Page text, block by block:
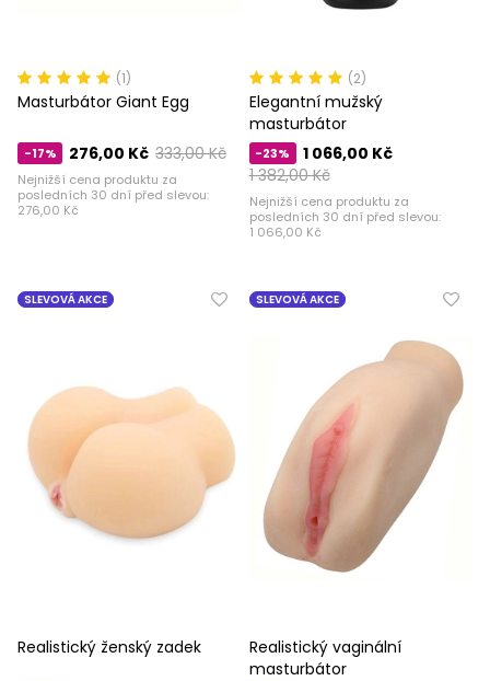
(1)
Masturbátor Giant Egg
-17% 333,00 Kč
276,00 Kč
Nejnižší cena produktu za
posledních 30 dní před slevou:
276,00 Kč
(2)
Elegantní mužský
masturbátor
-23%
1 382,00 Kč
1 066,00 Kč
Nejnižší cena produktu za
posledních 30 dní před slevou:
1 066,00 Kč
SLEVOVÁ AKCE
Realistický ženský zadek
SLEVOVÁ AKCE
Realistický vaginální
masturbátor